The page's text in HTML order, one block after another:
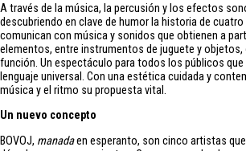
A través de la música, la percusión y los efectos
descubriendo en clave de humor la historia de
comunican con música y sonidos que obtienen a
elementos, entre instrumentos de juguete y objetos,
función. Un espectáculo para todos los públicos
lenguaje universal. Con una estética cuidada y
música y el ritmo su propuesta vital.
Un nuevo concepto
BOVOJ, manadaen esperanto, son cinco artistas